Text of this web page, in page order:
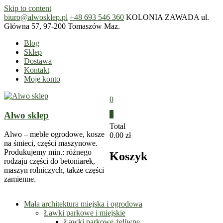
Skip to content
biuro@alwosklep.pl +48 693 546 360 KOLONIA ZAWADA ul.
Główna 57, 97-200 Tomaszów Maz.
Blog
Sklep
Dostawa
Kontakt
Moje konto
Alwo sklep
Alwo – meble ogrodowe, kosze
na śmieci, części maszynowe.
Produkujemy min.: różnego
rodzaju części do betoniarek,
maszyn rolniczych, także części
zamienne.
0
Total
0.00 zł
Koszyk
Mała architektura miejska i ogrodowa
Ławki parkowe i miejskie